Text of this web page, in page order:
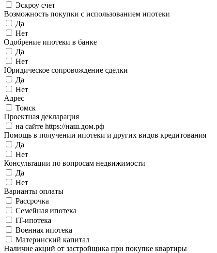
Эскроу счет
Возможность покупки с использованием ипотеки
Да
Нет
Одобрение ипотеки в банке
Да
Нет
Юридическое сопровождение сделки
Да
Нет
Адрес
Томск
Проектная декларация
на сайте https://наш.дом.рф
Помощь в получении ипотеки и других видов кредитования
Да
Нет
Консультации по вопросам недвижимости
Да
Нет
Варианты оплаты
Рассрочка
Семейная ипотека
IT-ипотека
Военная ипотека
Материнский капитал
Наличие акций от застройщика при покупке квартиры